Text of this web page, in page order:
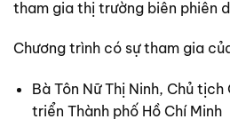
tham gia thị trường biên phiên
Chương trình có sự tham gia
Bà Tôn Nữ Thị Ninh, Chủ
triển Thành phố Hồ Chí Minh